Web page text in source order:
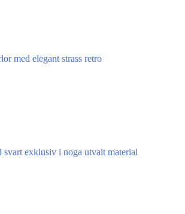
med elegant strass retro
exklusiv i noga utvalt material